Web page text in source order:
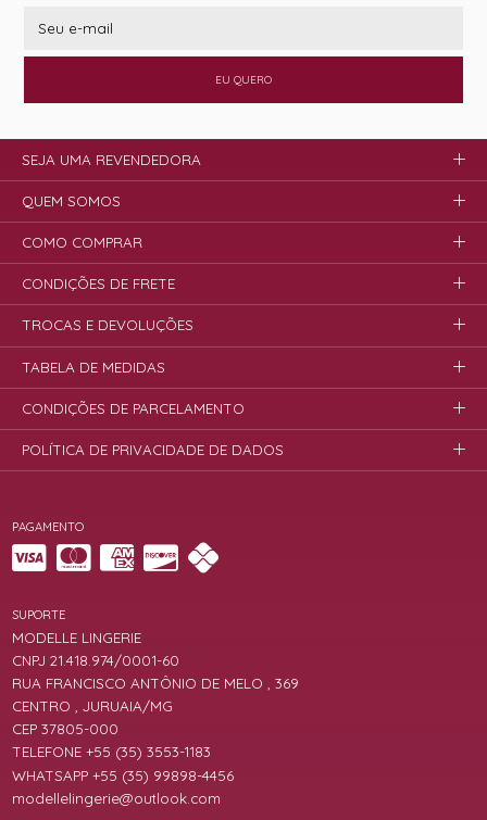
EU QUERO
PAGAMENTO
SUPORTE
MODELLE LINGERIE
CNPJ 21.418.974/0001-60
RUA FRANCISCO ANTÔNIO DE MELO , 369
CENTRO , JURUAIA/MG
CEP 37805-000
TELEFONE +55 (35) 3553-1183
WHATSAPP +55 (35) 99898-4456
modellelingerie@outlook.com
SEJA UMA REVENDEDORA
QUEM SOMOS
COMO COMPRAR
CONDIÇÕES DE FRETE
TROCAS E DEVOLUÇÕES
TABELA DE MEDIDAS
CONDIÇÕES DE PARCELAMENTO
POLÍTICA DE PRIVACIDADE DE DADOS